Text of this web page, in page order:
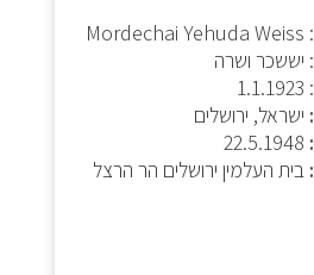
: Mordechai Yehuda Weiss
: יששכר ושרה
:
1.1.1923
ישראל, ירושלים
22.5.1948
בית העלמין ירושלים הר הרצל